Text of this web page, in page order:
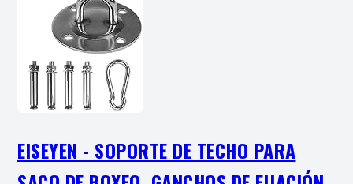
EISEYEN - SOPORTE DE TECHO PARA